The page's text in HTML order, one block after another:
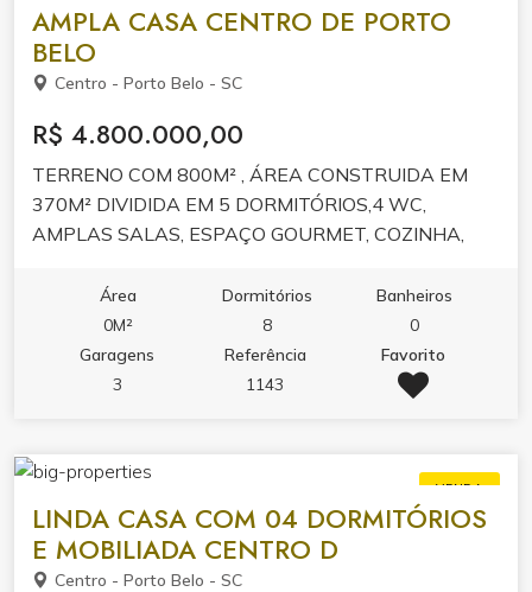
AMPLA CASA CENTRO DE PORTO
BELO
Centro - Porto Belo - SC
R$ 4.800.000,00
TERRENO COM 800M² , ÁREA CONSTRUIDA EM
370M² DIVIDIDA EM 5 DORMITÓRIOS,4 WC,
AMPLAS SALAS, ESPAÇO GOURMET, COZINHA,
LAZER COM PISCINA.... A 150METROS DO MAR!
AGENDE UMA VISITA E DESCUBRA O SONHO QUE
PODE SE TORNAR REALIDADE! VISITAS SOMENTE
COM O CORRETOR!
Área
0M²
Dormitórios
8
Banheiros
0
Garagens
3
Referência
1143
Favorito
VENDA
LINDA CASA COM 04 DORMITÓRIOS
E MOBILIADA CENTRO D
Centro - Porto Belo - SC